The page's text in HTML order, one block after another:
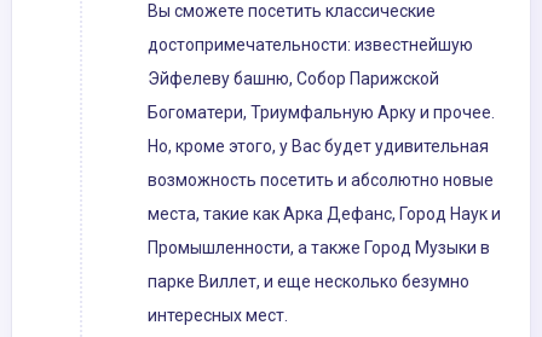
Вы сможете посетить классические
достопримечательности: известнейшую
Эйфелеву башню, Собор Парижской
Богоматери, Триумфальную Арку и прочее.
Но, кроме этого, у Вас будет удивительная
возможность посетить и абсолютно новые
места, такие как Арка Дефанс, Город Наук и
Промышленности, а также Город Музыки в
парке Виллет, и еще несколько безумно
интересных мест.